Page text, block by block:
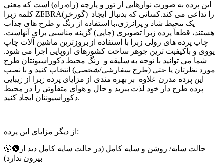
این پرده به صورت نوارهایی از تور و پارچه (راه،راه) است که معنی
کلمه زبرا ZEBRA(گورخر) را تداعی می کند.کسانی که بدنبال ایجاد
یک محیط شاد و پرانرژی،با استفاده از رنگ و طرح های جذاب
هستند، قطعآ پرده زبرا تصویری (چاپی) گزینه مناسبی برای آنهاست.
چاپ پرده های رولی زبرا با استفاده از بروزترین ماشین آلات چاپ
یووی و باکیفیت ترین جوهر ساخت کشورهای اروپایی اجرا می شود.
شما می توانید با توجه به سلیقه و رنگ محیط دکوراسیونتان طرح
مورد نظرتان یا حتی (طرح سفارشی/شخصی) انتخاب کنید و با نصب
این پرده مدرن علاوه بر بهره مندی از مزایای پرده زبرا از زیبایی
پرده طرح دار خود لذت ببرید و حال و هوای متفاوتی را در محیط
دکوراسیونتان ایجاد کنید.
از دیگر مزایای این پرده:
🌝🌚حالت سایه/ روشن و سایه کامل (در حالت سایه کامل دید از
بیرون ندارد)